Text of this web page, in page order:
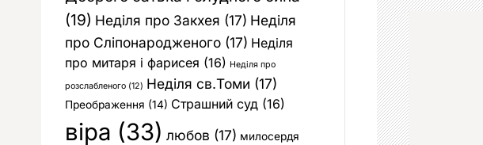
г
а
ц
і
я
(19) Неділя про Закхея (17) Неділя
про Сліпонародженого (17) Неділя
про митаря і фарисея (16) Неділя про
розслабленого (12) Неділя св.Томи (17)
Преображення (14) Страшний суд (16)
віра (33) любов (17) милосердя